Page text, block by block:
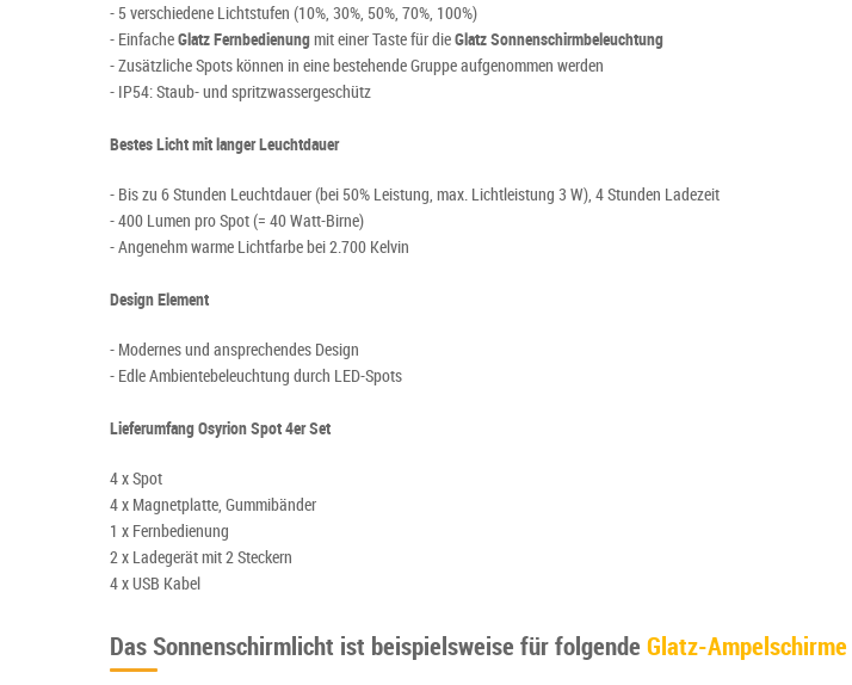
- 5 verschiedene Lichtstufen (10%, 30%, 50%, 70%, 100%)
- EinfacheGlatz Fernbedienungmit einer Taste für dieGlatz Sonnenschirmbeleuchtung
- Zusätzliche Spots können in eine bestehende Gruppe aufgenommen werden
- IP54: Staub- und spritzwassergeschütz
Bestes Licht mit langer Leuchtdauer
- Bis zu 6 Stunden Leuchtdauer (bei 50% Leistung, max. Lichtleistung 3 W), 4 Stunden Ladezeit
- 400 Lumen pro Spot (= 40 Watt-Birne)
- Angenehm warme Lichtfarbe bei 2.700 Kelvin
Design Element
- Modernes und ansprechendes Design
- Edle Ambientebeleuchtung durch LED-Spots
Lieferumfang Osyrion Spot 4er Set
4 x Spot
4 x Magnetplatte, Gummibänder
1 x Fernbedienung
2 x Ladegerät mit 2 Steckern
4 x USB Kabel
Das Sonnenschirmlicht ist beispielsweise für folgende Glatz-Ampelschirme